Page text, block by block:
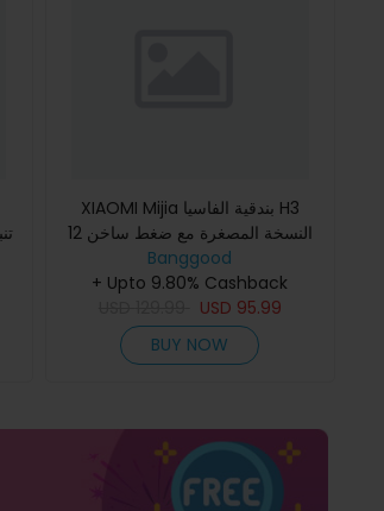
XIAOMI Mijia بندقية الفاسيا H3
النسخة المصغرة مع ضغط ساخن 12
كجم نابض 3 سرعات اهتزاز وحرارة
العلاج تذكير تفاعلي للضغط ال
Banggood
+ Upto 9.80% Cashback
USD 95.99
BUY NOW